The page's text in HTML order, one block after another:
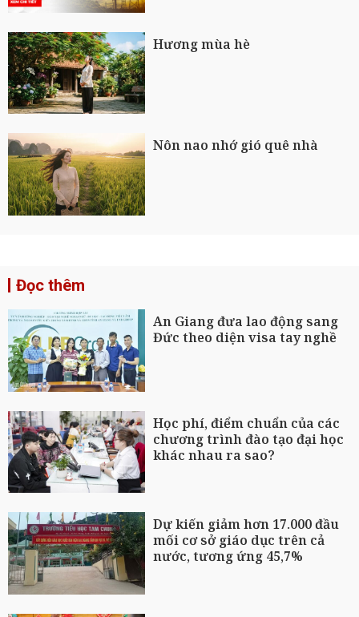
Hương mùa hè
Nôn nao nhớ gió quê nhà
Đọc thêm
An Giang đưa lao động sang
Đức theo diện visa tay nghề
Học phí, điểm chuẩn của các
chương trình đào tạo đại học
khác nhau ra sao?
Dự kiến giảm hơn 17.000 đầu
mối cơ sở giáo dục trên cả
nước, tương ứng 45,7%